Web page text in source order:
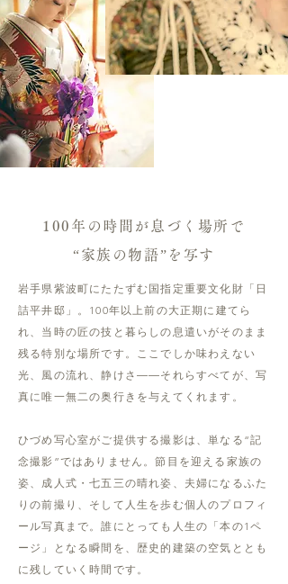
100年の時間が息づく場所で
“家族の物語”を写す
岩手県紫波町にたたずむ国指定重要文化財「日
詰平井邸」。100年以上前の大正期に建てら
れ、当時の匠の技と暮らしの息遣いがそのまま
残る特別な場所です。ここでしか味わえない
光、風の流れ、静けさ――それらすべてが、写
真に唯一無二の奥行きを与えてくれます。
ひづめ写心室がご提供する撮影は、単なる“記
念撮影”ではありません。節目を迎える家族の
姿、成人式・七五三の晴れ姿、夫婦になるふた
りの前撮り、そして人生を歩む個人のプロフィ
ール写真まで。誰にとっても人生の「本の1ペ
ージ」となる瞬間を、歴史的建築の空気ととも
に残していく時間です。